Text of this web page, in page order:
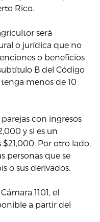
Rico.
será
o jurídica que no
o beneficios
B del Código
menos de 10
con ingresos
y si es un
Por otro lado,
personas que se
o sus derivados.
1101, el
a partir del